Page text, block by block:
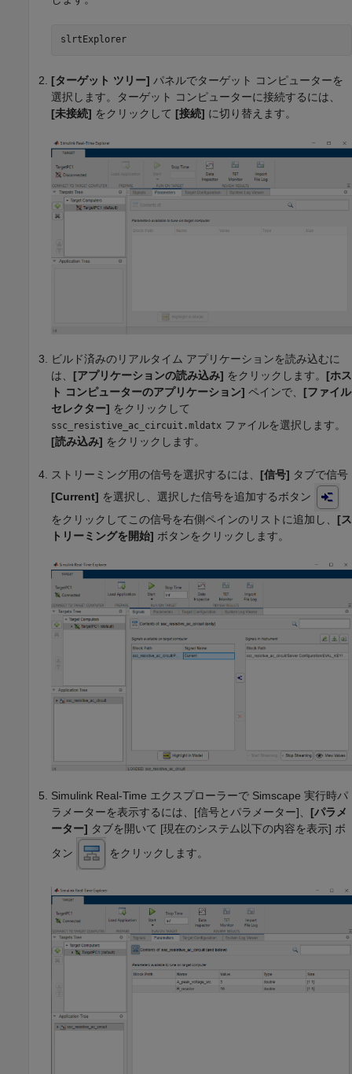
slrtExplorer
[ターゲット ツリー] パネルでターゲット コンピューターを
選択します。ターゲット コンピューターに接続するには、
[未接続] をクリックして [接続] に切り替えます。
ビルド済みのリアルタイム アプリケーションを読み込むに
は、 [アプリケーションの読み込み] をクリックします。 [ホス
ト コンピューターのアプリケーション] ペインで、 [ファイル
セレクター] をクリックして
ssc_resistive_ac_circuit.mldatx ファイルを選択します。
[読み込み] をクリックします。
ストリーミング用の信号を選択するには、 [信号] タブで信号
[Current] を選択し、選択した信号を追加するボタン
をクリックしてこの信号を右側ペインのリストに追加し、 [ス
トリーミングを開始] ボタンをクリックします。
Simulink Real-Time エクスプローラーで Simscape 実行時パ
ラメーターを表示するには、[信号とパラメーター]、 [パラメ
ーター] タブを開いて [現在のシステム以下の内容を表示] ボ
タン
をクリックします。